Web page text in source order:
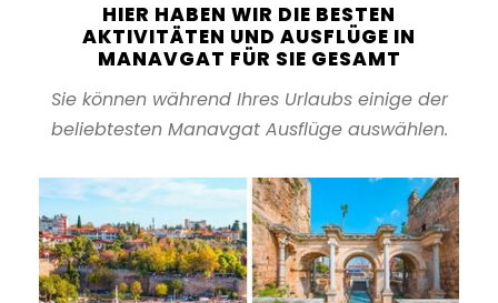
HIER HABEN WIR DIE BESTEN
AKTIVITÄTEN UND AUSFLÜGE IN
MANAVGAT FÜR SIE GESAMT
Sie können während Ihres Urlaubs einige der
beliebtesten Manavgat Ausflüge auswählen.